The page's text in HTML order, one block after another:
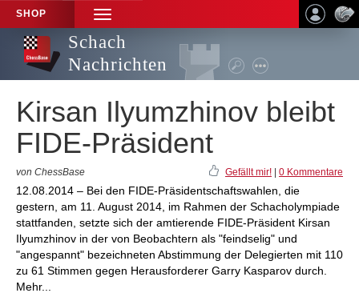
SHOP
TOGGLE
NAVIGATION
Schach
Nachrichten
Kirsan Ilyumzhinov bleibt
FIDE-Präsident
von ChessBase Gefällt mir! 0 Kommentare
12.08.2014 – Bei den FIDE-Präsidentschaftswahlen, die
gestern, am 11. August 2014, im Rahmen der Schacholympiade
stattfanden, setzte sich der amtierende FIDE-Präsident Kirsan
Ilyumzhinov in der von Beobachtern als "feindselig" und
"angespannt" bezeichneten Abstimmung der Delegierten mit 110
zu 61 Stimmen gegen Herausforderer Garry Kasparov durch.
Mehr...